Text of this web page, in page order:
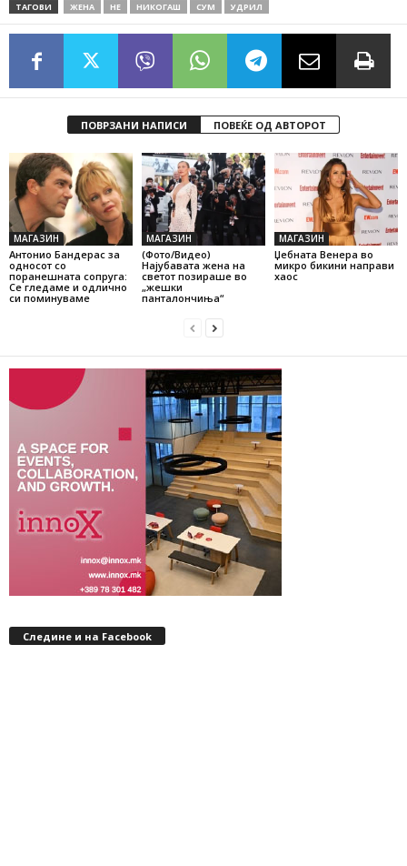
ТАГОВИ ЖЕНА НЕ НИКОГАШ СУМ УДРИЛ
ПОВРЗАНИ НАПИСИ ПОВЕЌЕ ОД АВТОРОТ
МАГАЗИН
Антонио Бандерас за
односот со
поранешната сопруга:
Се гледаме и одлично
си поминуваме
МАГАЗИН
(Фото/Видео)
Најубавата жена на
светот позираше во
„жешки
панталончиња“
МАГАЗИН
Џебната Венера во
микро бикини направи
хаос
Следине и на Facebook